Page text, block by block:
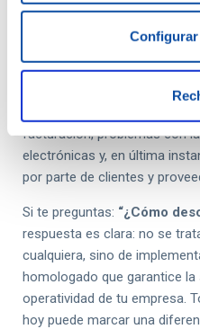
implica que no ofrecerá las
términos de seguridad de
requerida para cumplir con la
facturación, problemas con
electrónicas y, en última
por parte de clientes y
Si te preguntas: “¿Cómo
respuesta es clara: no se
cualquiera, sino de
homologado que garantice la
operatividad de tu empresa.
hoy puede marcar una